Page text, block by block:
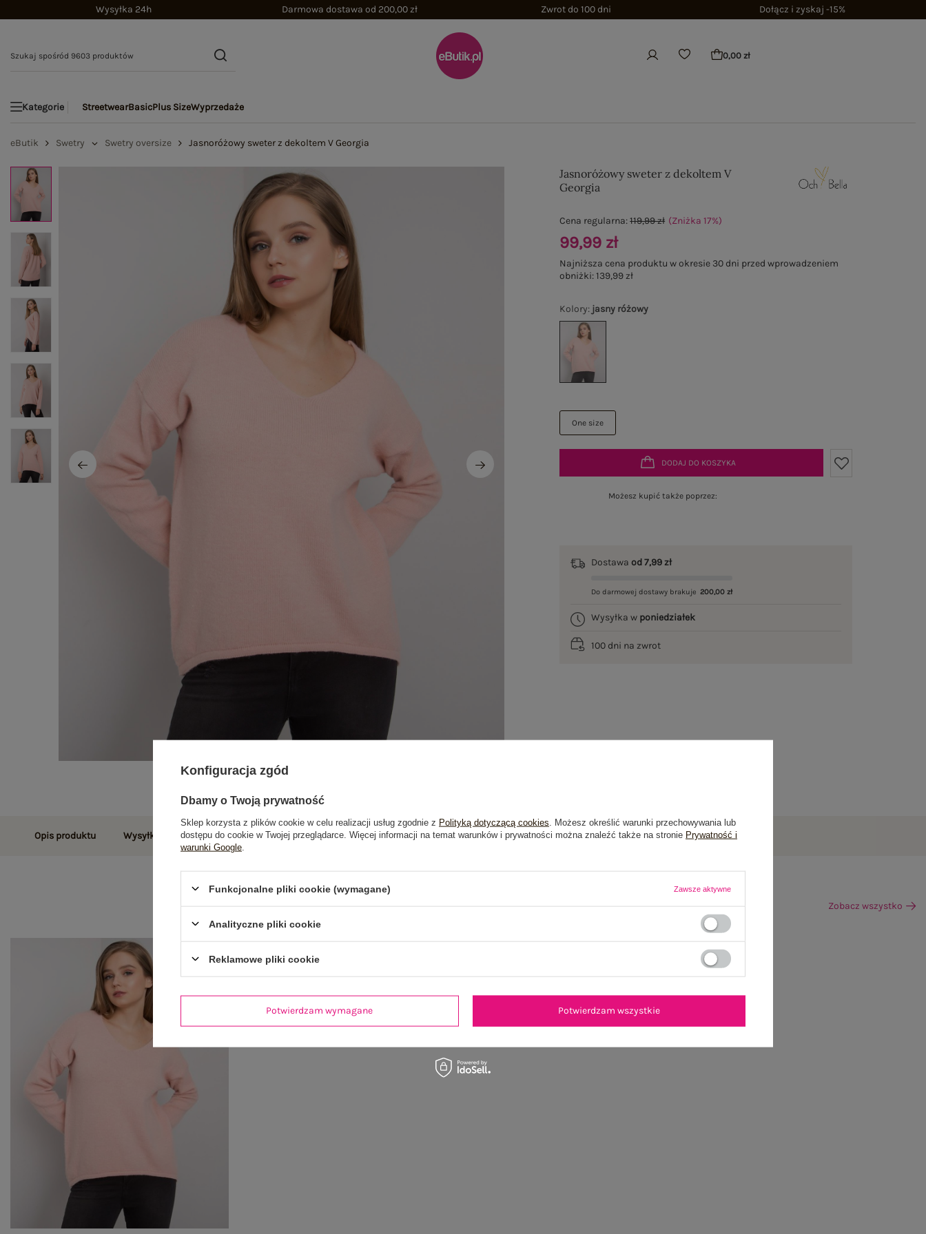
Wysyłka 24h Darmowa dostawa od 200,00 zł Zwrot do 100 dni Dołącz i zyskaj -15%
0,00 zł
Kategorie StreetwearBasicPlus SizeWyprzedaże
eButik Swetry Swetry oversize Jasnoróżowy sweter z dekoltem V Georgia
Jasnoróżowy sweter z dekoltem V
Georgia
Kolory: jasny różowy
One size
Cena regularna:119,99 zł (Zniżka17%)
99,99 zł
Najniższa cena produktu w okresie 30 dni przed wprowadzeniem
obniżki:139,99 zł
DODAJ DO KOSZYKA
Możesz kupić także poprzez:
Dostawaod 7,99 zł
Do darmowej dostawy brakuje 200,00 zł
Wysyłka w poniedziałek
100 dni na zwrot
Opis produktu Wysyłka i dostawa Zwroty i reklamacje Opinie o produkcie(0)
Zobacz wszystko
Konfiguracja zgód
Dbamy o Twoją prywatność
Sklep korzysta z plików cookie w celu realizacji usług zgodnie z Polityką dotyczącą cookies . Możesz określić warunki przechowywania lub
dostępu do cookie w Twojej przeglądarce. Więcej informacji na temat warunków i prywatności można znaleźć także na stronie Prywatność i
warunki Google
Funkcjonalne pliki cookie (wymagane) Zawsze aktywne
Analityczne pliki cookie
Reklamowe pliki cookie
Potwierdzam wymagane Potwierdzam wszystkie